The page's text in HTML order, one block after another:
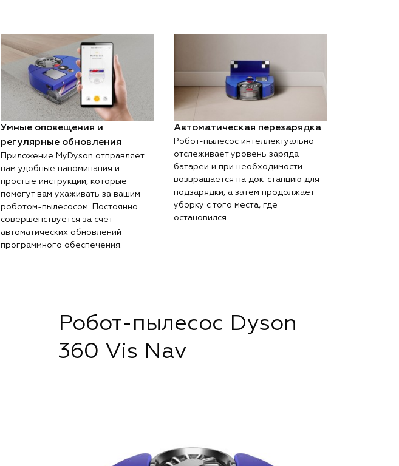
Умные оповещения и
регулярные обновления
Приложение MyDyson отправляет
вам удобные напоминания и
простые инструкции, которые
помогут вам ухаживать за вашим
роботом-пылесосом. Постоянно
совершенствуется за счет
автоматических обновлений
программного обеспечения.
Автоматическая перезарядка
Робот-пылесос интеллектуально
отслеживает уровень заряда
батареи и при необходимости
возвращается на док-станцию ​​для
подзарядки, а затем продолжает
уборку с того места, где
остановился.
Робот-пылесос Dyson
360 Vis Nav